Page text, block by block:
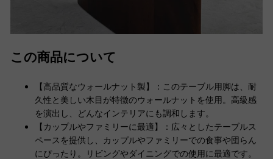
この商品について
【高品質なウォールナット製】：このテーブル用脚は、耐
久性と美しい木目が特徴のウォールナットを使用。高級感
を演出し、どんなインテリアにも調和します。
【カップルやファミリーに最適】：広々としたテーブルス
ペースを提供し、カップルやファミリーでの食事や団らん
にぴったり。リビングやダイニングでの使用に最適です。